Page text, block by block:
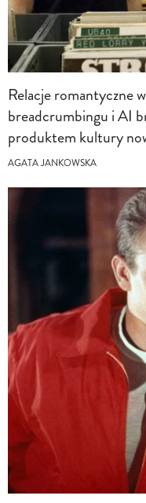
Relacje romantyczne
breadcrumbingu i AI
produktem kultury
AGATA JANKOWSKA